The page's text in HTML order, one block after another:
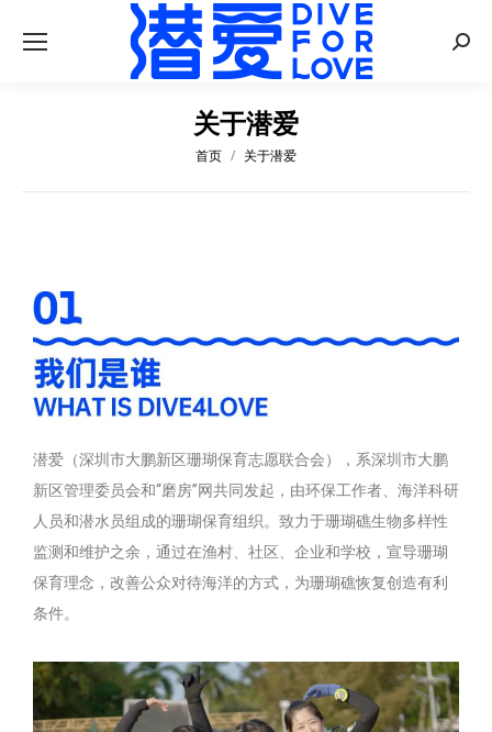
关于潜爱
您在这里：
首页 关于潜爱
潜爱（深圳市大鹏新区珊瑚保育志愿联合会），系深圳市大鹏
新区管理委员会和“磨房”网共同发起，由环保工作者、海洋科研
人员和潜水员组成的珊瑚保育组织。致力于珊瑚礁生物多样性
监测和维护之余，通过在渔村、社区、企业和学校，宣导珊瑚
保育理念，改善公众对待海洋的方式，为珊瑚礁恢复创造有利
条件。